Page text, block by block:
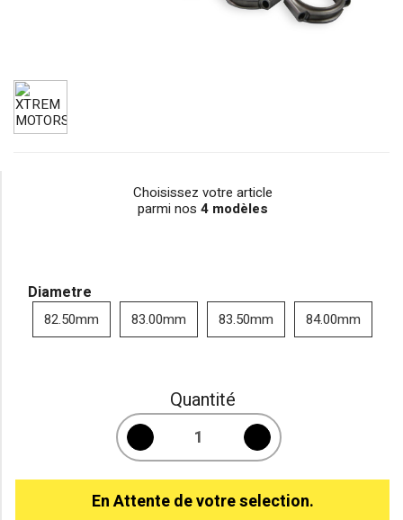
Choisissez votre article
parmi nos 4 modèles
Diametre
82.50mm 83.00mm 83.50mm 84.00mm
Quantité
En Attente de votre selection.